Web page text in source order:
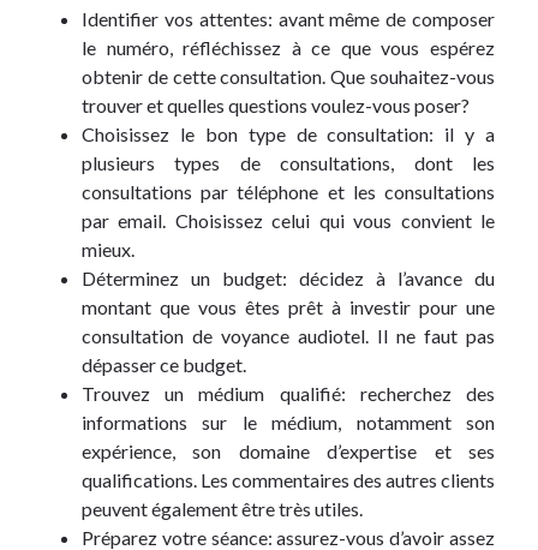
Identifier vos attentes: avant même de composer
le numéro, réfléchissez à ce que vous espérez
obtenir de cette consultation. Que souhaitez-vous
trouver et quelles questions voulez-vous poser?
Choisissez le bon type de consultation: il y a
plusieurs types de consultations, dont les
consultations par téléphone et les consultations
par email. Choisissez celui qui vous convient le
mieux.
Déterminez un budget: décidez à l’avance du
montant que vous êtes prêt à investir pour une
consultation de voyance audiotel. Il ne faut pas
dépasser ce budget.
Trouvez un médium qualifié: recherchez des
informations sur le médium, notamment son
expérience, son domaine d’expertise et ses
qualifications. Les commentaires des autres clients
peuvent également être très utiles.
Préparez votre séance: assurez-vous d’avoir assez